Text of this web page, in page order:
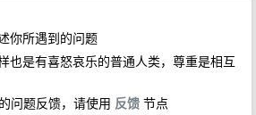
你所遇到的问题
也是有喜怒哀乐的普通人类，尊重是相互
问题反馈，请使用 反馈 节点